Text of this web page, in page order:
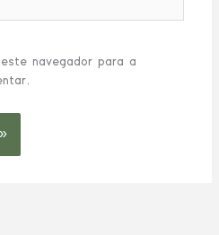
navegador para a